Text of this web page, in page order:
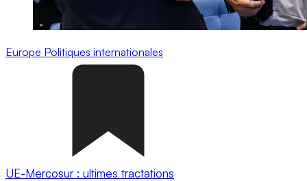
Europe Politiques internationales
UE-Mercosur : ultimes tractations